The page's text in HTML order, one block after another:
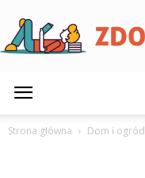
Strona główna Dom i ogród